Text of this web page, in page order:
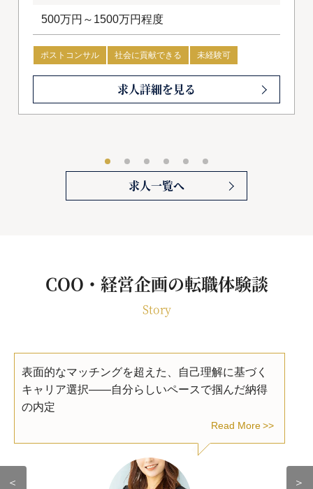
500万円～1500万円程度
ポストコンサル 社会に貢献できる 未経験可
求人詳細を見る
求人一覧へ
COO・経営企画の転職体験談
Story
＜
表面的なマッチングを超えた、自己理解に基づく
キャリア選択――自分らしいペースで掴んだ納得
の内定
Read More
＞